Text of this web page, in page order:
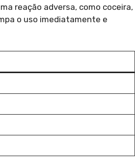
reação adversa, como coceira,
o uso imediatamente e